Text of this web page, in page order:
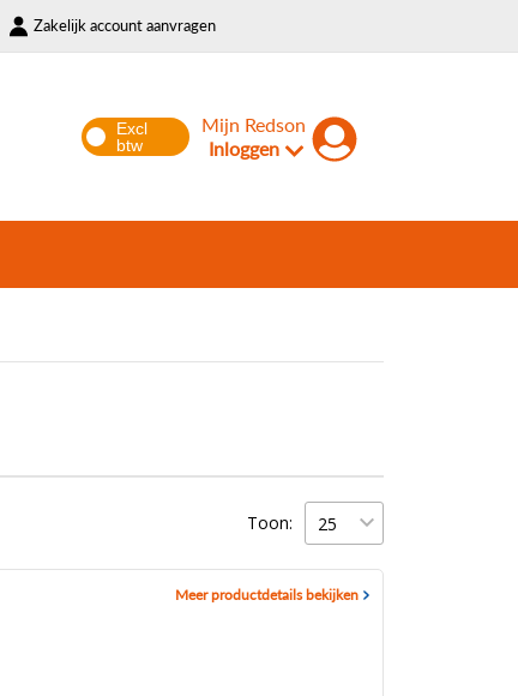
Zakelijk account aanvragen
Mijn Redson
Inloggen
Toon:
Meer productdetails bekijken